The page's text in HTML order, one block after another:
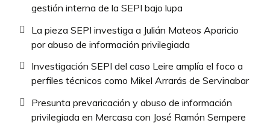
gestión interna de la SEPI bajo lupa
La pieza SEPI investiga a Julián Mateos Aparicio
por abuso de información privilegiada
Investigación SEPI del caso Leire amplía el foco a
perfiles técnicos como Mikel Arrarás de Servinabar
Presunta prevaricación y abuso de información
privilegiada en Mercasa con José Ramón Sempere